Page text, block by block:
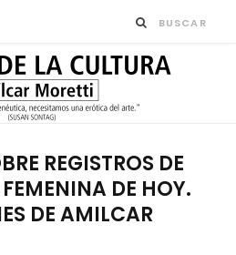
REGISTROS DE
DE HOY.
DE AMILCAR